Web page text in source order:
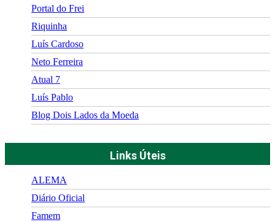
Portal do Frei
Riquinha
Luís Cardoso
Neto Ferreira
Atual 7
Luís Pablo
Blog Dois Lados da Moeda
Links Úteis
ALEMA
Diário Oficial
Famem